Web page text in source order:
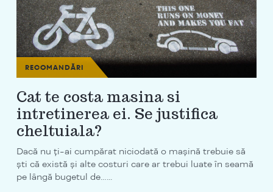
RECOMANDĂRI
Cat te costa masina si
intretinerea ei. Se justifica
cheltuiala?
Dacă nu ți-ai cumpărat niciodată o maşină trebuie să
şti că există şi alte costuri care ar trebui luate în seamă
pe lângă bugetul de…...